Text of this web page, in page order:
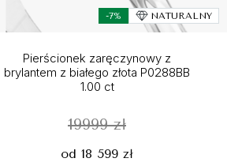
-7% NATURALNY
Pierścionek zaręczynowy z
brylantem z białego złota P0288BB
1.00 ct
19999 zł
od 18 599 zł